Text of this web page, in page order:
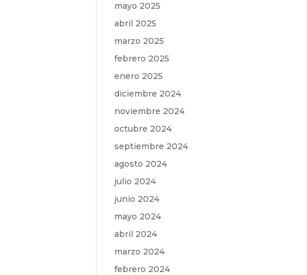
mayo 2025
abril 2025
marzo 2025
febrero 2025
enero 2025
diciembre 2024
noviembre 2024
octubre 2024
septiembre 2024
agosto 2024
julio 2024
junio 2024
mayo 2024
abril 2024
marzo 2024
febrero 2024